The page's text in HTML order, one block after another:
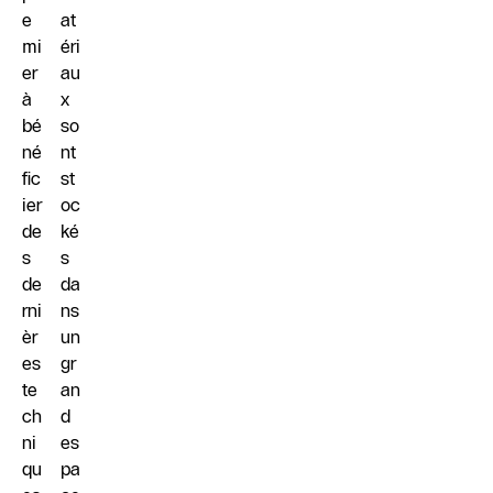
e
mi
er
à
bé
né
fic
ier
de
s
de
rni
èr
es
te
ch
ni
qu
at
éri
au
x
so
nt
st
oc
ké
s
da
ns
un
gr
an
d
es
pa